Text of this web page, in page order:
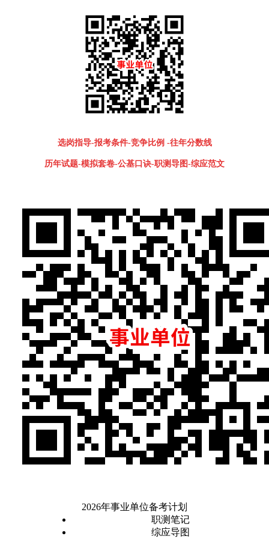
选岗指导-报考条件-竞争比例 -往年分数线
历年试题-模拟套卷-公基口诀-职测导图-综应范文
2026年事业单位备考计划
职测笔记
综应导图